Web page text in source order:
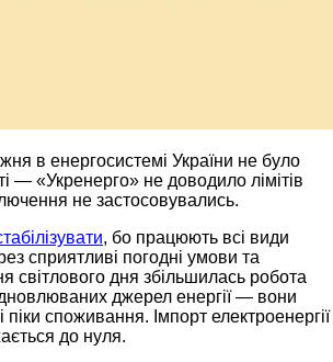
в енергосистемі України не було
— «Укренерго» не доводило лімітів
не застосовувались.
, бо працюють всі види
сприятливі погодні умови та
світлового дня збільшилась робота
джерел енергії — вони
споживання. Імпорт електроенергії
до нуля.